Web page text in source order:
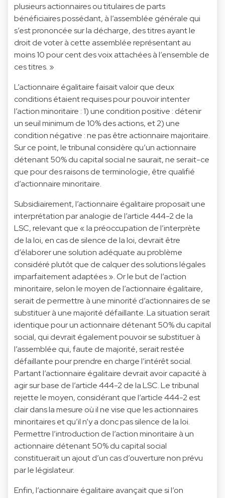
plusieurs actionnaires ou titulaires de parts
bénéficiaires possédant, à l’assemblée générale qui
s’est prononcée sur la décharge, des titres ayant le
droit de voter à cette assemblée représentant au
moins 10 pour cent des voix attachées à l’ensemble de
ces titres. »
L’actionnaire égalitaire faisait valoir que deux
conditions étaient requises pour pouvoir intenter
l’action minoritaire : 1) une condition positive : détenir
un seuil minimum de 10% des actions, et 2) une
condition négative : ne pas être actionnaire majoritaire.
Sur ce point, le tribunal considère qu’un actionnaire
détenant 50% du capital social ne saurait, ne serait-ce
que pour des raisons de terminologie, être qualifié
d’actionnaire minoritaire.
Subsidiairement, l’actionnaire égalitaire proposait une
interprétation par analogie de l’article 444-2 de la
LSC, relevant que « la préoccupation de l’interprète
de la loi, en cas de silence de la loi, devrait être
d’élaborer une solution adéquate au problème
considéré plutôt que de calquer des solutions légales
imparfaitement adaptées ». Or le but de l’action
minoritaire, selon le moyen de l’actionnaire égalitaire,
serait de permettre à une minorité d’actionnaires de se
substituer à une majorité défaillante. La situation serait
identique pour un actionnaire détenant 50% du capital
social, qui devrait également pouvoir se substituer à
l’assemblée qui, faute de majorité, serait restée
défaillante pour prendre en charge l’intérêt social.
Partant l’actionnaire égalitaire devrait avoir capacité à
agir sur base de l’article 444-2 de la LSC. Le tribunal
rejette le moyen, considérant que l’article 444-2 est
clair dans la mesure où il ne vise que les actionnaires
minoritaires et qu’il n’y a donc pas silence de la loi.
Permettre l’introduction de l’action minoritaire à un
actionnaire détenant 50% du capital social
constituerait un ajout d’un cas d’ouverture non prévu
par le législateur.
Enfin, l’actionnaire égalitaire avançait que si l’on